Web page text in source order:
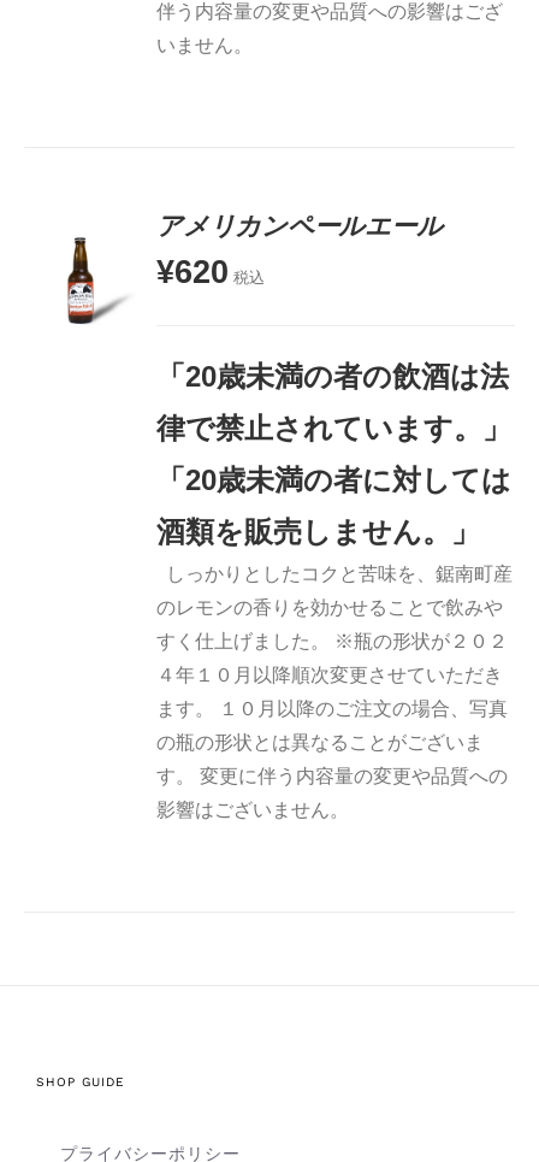
伴う内容量の変更や品質への影響はござ
いません。
お買い物
カゴに追
アメリカンペールエール
¥620 税込
「20歳未満の者の飲酒は法
律で禁止されています。」
「20歳未満の者に対しては
酒類を販売しません。」
しっかりとしたコクと苦味を、鋸南町産
のレモンの香りを効かせることで飲みや
すく仕上げました。 ※瓶の形状が２０２
４年１０月以降順次変更させていただき
ます。 １０月以降のご注文の場合、写真
の瓶の形状とは異なることがございま
す。 変更に伴う内容量の変更や品質への
影響はございません。
SHOP GUIDE
プライバシーポリシー